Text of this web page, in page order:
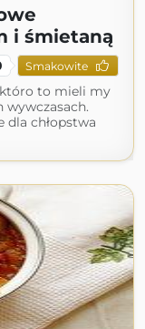
i śmietaną
Smakowite
to mieli my
wywczasach.
dla chłopstwa